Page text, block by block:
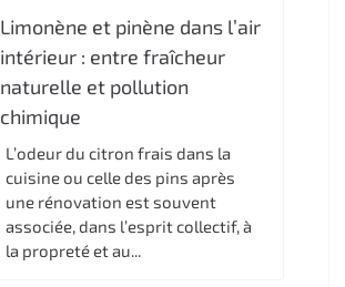
Limonène et pinène dans l’air
intérieur : entre fraîcheur
naturelle et pollution
chimique
L’odeur du citron frais dans la
cuisine ou celle des pins après
une rénovation est souvent
associée, dans l’esprit collectif, à
la propreté et au...